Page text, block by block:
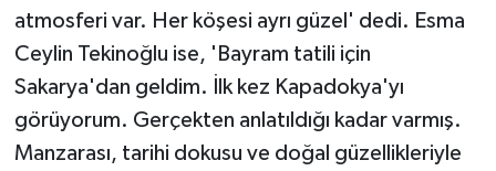
atmosferi var. Her köşesi ayrı güzel' dedi. Esma
Ceylin Tekinoğlu ise, 'Bayram tatili için
Sakarya'dan geldim. İlk kez Kapadokya'yı
görüyorum. Gerçekten anlatıldığı kadar varmış.
Manzarası, tarihi dokusu ve doğal güzellikleriyle